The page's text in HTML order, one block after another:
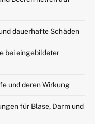
dauerhafte Schäden
bei eingebildeter
und deren Wirkung
für Blase, Darm und